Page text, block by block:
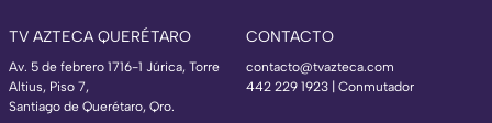
TV AZTECA QUERÉTARO
Av. 5 de febrero 1716-1 Júrica, Torre
Altius, Piso 7,
Santiago de Querétaro, Qro.
CONTACTO
contacto@tvazteca.com
442 229 1923 | Conmutador